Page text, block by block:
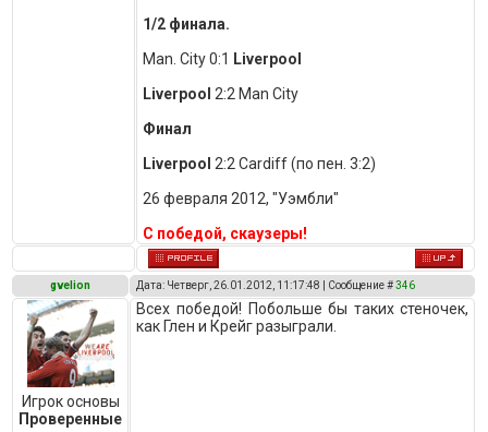
1/2 финала.
Man. City 0:1 Liverpool
Liverpool 2:2 Man City
Финал
Liverpool 2:2 Cardiff (по пен. 3:2)
26 февраля 2012, "Уэмбли"
С победой, скаузеры!
gvelion Дата: Четверг, 26.01.2012, 11:17:48 | Сообщение #346
Игрок основы
Проверенные
Всех победой! Побольше бы таких стеночек,
как Глен и Крейг разыграли.